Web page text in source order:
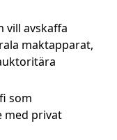
vill avskaffa
maktapparat,
som
med privat